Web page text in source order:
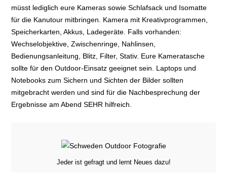
müsst lediglich eure Kameras sowie Schlafsack und Isomatte
für die Kanutour mitbringen. Kamera mit Kreativprogrammen,
Speicherkarten, Akkus, Ladegeräte. Falls vorhanden:
Wechselobjektive, Zwischenringe, Nahlinsen,
Bedienungsanleitung, Blitz, Filter, Stativ. Eure Kameratasche
sollte für den Outdoor-Einsatz geeignet sein. Laptops und
Notebooks zum Sichern und Sichten der Bilder sollten
mitgebracht werden und sind für die Nachbesprechung der
Ergebnisse am Abend SEHR hilfreich.
Jeder ist gefragt und lernt Neues dazu!